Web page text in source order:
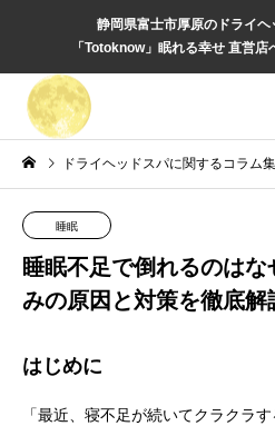
静岡県富士市厚原のドライヘ
「Totoknow」眠れる幸せ 直営店
ドライヘッドスパに関するコラム集
睡眠
睡眠不足で倒れるのは
みの原因と対策を徹底解
はじめに
「最近、寝不足が続いてクラクラ